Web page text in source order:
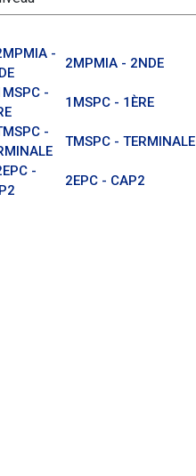
2MPMIA - 2NDE
1MSPC - 1ÈRE
TMSPC - TERMINALE
2EPC - CAP2